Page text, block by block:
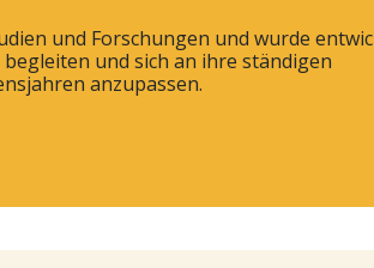
und Forschungen und wurde
und sich an ihre ständigen
anzupassen.